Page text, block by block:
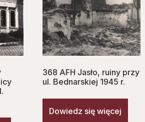
368 AFH Jasło, ruiny przy
ul. Bednarskiej 1945 r.
Dowiedz się więcej